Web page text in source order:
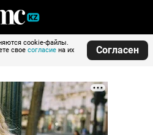
cookie-файлы.
свое согласие на их
Согласен